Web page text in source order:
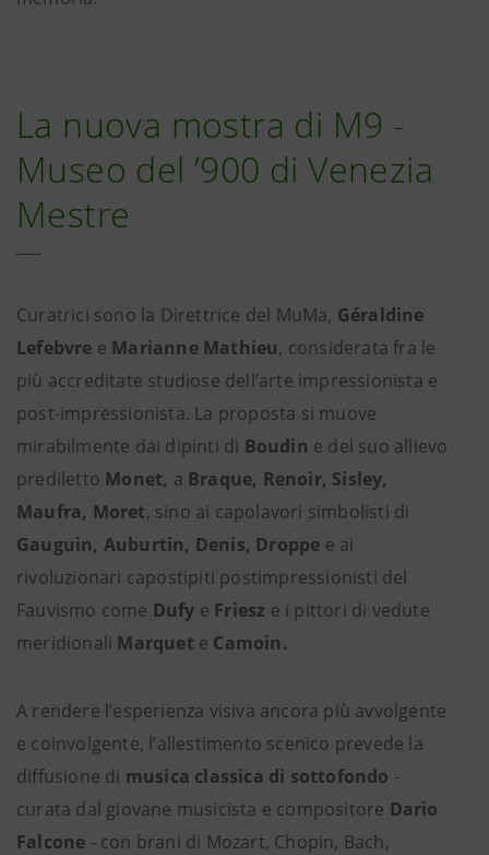
La nuova mostra di M9 -
Museo del ’900 di Venezia
Mestre
Curatrici sono la Direttrice del MuMa, Géraldine
Lefebvre e Marianne Mathieu, considerata fra le
più accreditate studiose dell’arte impressionista e
post-impressionista. La proposta si muove
mirabilmente dai dipinti di Boudin e del suo allievo
prediletto Monet, a Braque, Renoir, Sisley,
Maufra, Moret, sino ai capolavori simbolisti di
Gauguin, Auburtin, Denis, Droppe e ai
rivoluzionari capostipiti postimpressionisti del
Fauvismo come Dufy e Friesz e i pittori di vedute
meridionali Marquet e Camoin.
A rendere l’esperienza visiva ancora più avvolgente
e coinvolgente, l’allestimento scenico prevede la
diffusione di musica classica di sottofondo -
curata dal giovane musicista e compositore Dario
Falcone - con brani di Mozart, Chopin, Bach,